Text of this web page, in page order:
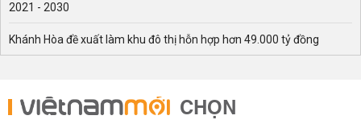
2021 - 2030
Khánh Hòa đề xuất làm khu đô thị hỗn hợp hơn 49.000 tỷ đồng
CHỌN